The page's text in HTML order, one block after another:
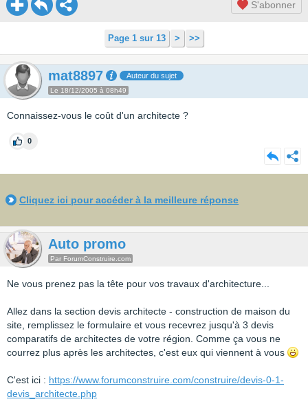
S'abonner
Page 1 sur 13 > >>
mat8897 Auteur du sujet
Le 18/12/2005 à 08h49
Connaissez-vous le coût d'un architecte ?
0
Cliquez ici pour accéder à la meilleure réponse
Auto promo
Par ForumConstruire.com
Ne vous prenez pas la tête pour vos travaux d'architecture...
Allez dans la section devis architecte - construction de maison du
site, remplissez le formulaire et vous recevrez jusqu'à 3 devis
comparatifs de architectes de votre région. Comme ça vous ne
courrez plus après les architectes, c'est eux qui viennent à vous
C'est ici : https://www.forumconstruire.com/construire/devis-0-1-
devis_architecte.php